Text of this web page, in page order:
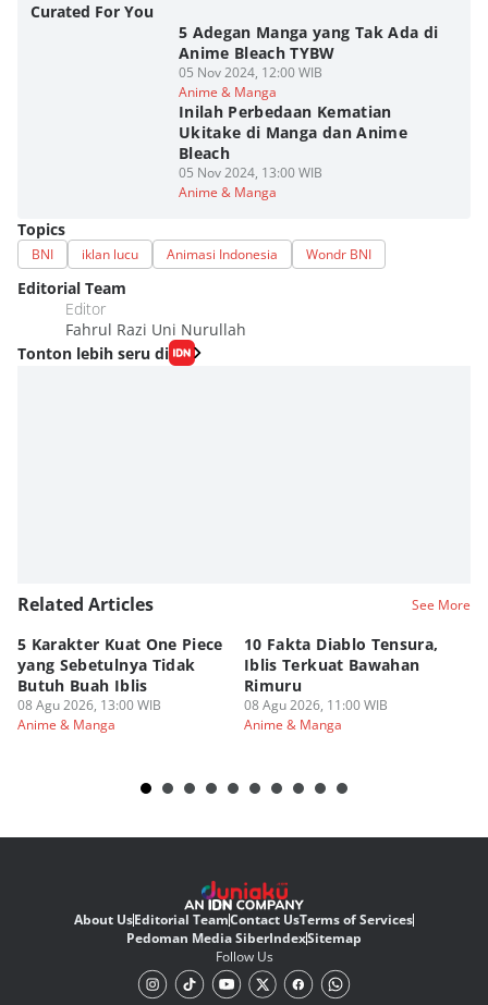
Curated For You
5 Adegan Manga yang Tak Ada di
Anime Bleach TYBW
05 Nov 2024, 12:00 WIB
Anime & Manga
Inilah Perbedaan Kematian
Ukitake di Manga dan Anime
Bleach
05 Nov 2024, 13:00 WIB
Anime & Manga
Topics
BNI iklan lucu Animasi Indonesia Wondr BNI
Editorial Team
Editor
Fahrul Razi Uni Nurullah
Tonton lebih seru di
Related Articles See More
5 Karakter Kuat One Piece
yang Sebetulnya Tidak
Butuh Buah Iblis
08 Agu 2026, 13:00 WIB
Anime & Manga
10 Fakta Diablo Tensura,
Iblis Terkuat Bawahan
Rimuru
08 Agu 2026, 11:00 WIB
Anime & Manga
About UsEditorial TeamContact UsTerms of Services
Pedoman Media SiberIndexSitemap
Follow Us